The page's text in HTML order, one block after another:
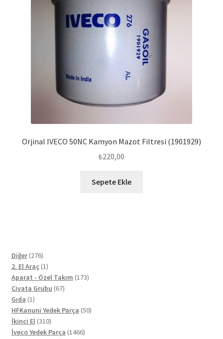
Orjinal IVECO 50NC Kamyon Mazot Filtresi (1901929)
₺220,00
Sepete Ekle
Diğer 276276
ürün
2. El Araç 11
ürün
Aparat - Özel Takım 173173
Civata Grubu 6767
Gıda 11
ürün
HFKanuni Yedek Parça 5050
İkinci El 310310
ürün
İveco Yedek Parça 14661466